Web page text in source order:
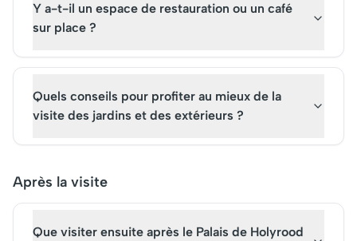
Y a-t-il un espace de restauration ou un café
sur place ?
Quels conseils pour profiter au mieux de la
visite des jardins et des extérieurs ?
Après la visite
Que visiter ensuite après le Palais de Holyrood